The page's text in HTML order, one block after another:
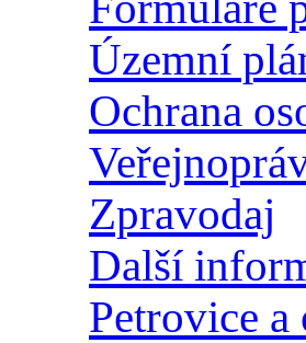
Územní
Ochrana
Zpravodaj
Další
Petrovice